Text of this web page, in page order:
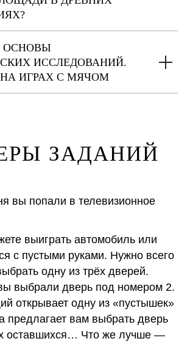
ОСНОВЫ
ИССЛЕДОВАНИЙ.
ИГРАХ С МЯЧОМ
ЗАДАНИЙ
вы попали в телевизионное
выиграть автомобиль или
с пустыми руками. Нужно всего
одну из трёх дверей.
выбрали дверь под номером 2.
открывает одну из «пустышек»
предлагает вам выбрать дверь
оставшихся… Что же лучше —